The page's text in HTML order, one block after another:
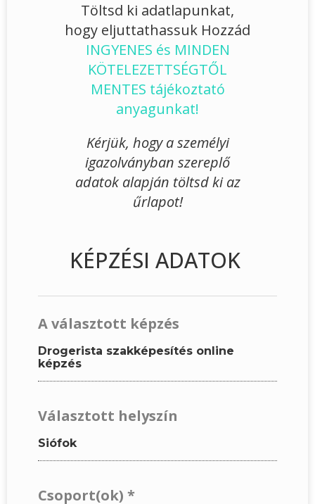
Töltsd ki adatlapunkat,
hogy eljuttathassuk Hozzád
INGYENES és MINDEN
KÖTELEZETTSÉGTŐL
MENTES tájékoztató
anyagunkat!
Kérjük, hogy a személyi
igazolványban szereplő
adatok alapján töltsd ki az
űrlapot!
KÉPZÉSI ADATOK
A választott képzés
Drogerista szakképesítés online
képzés
Választott helyszín
Siófok
Csoport(ok) *